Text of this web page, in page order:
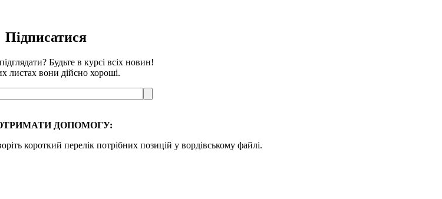
Підписатися
Будьте в курсі всіх новин!
листах вони дійсно хороші.
ДОПОМОГУ:
короткий перелік потрібних позицій у вордівському файлі.